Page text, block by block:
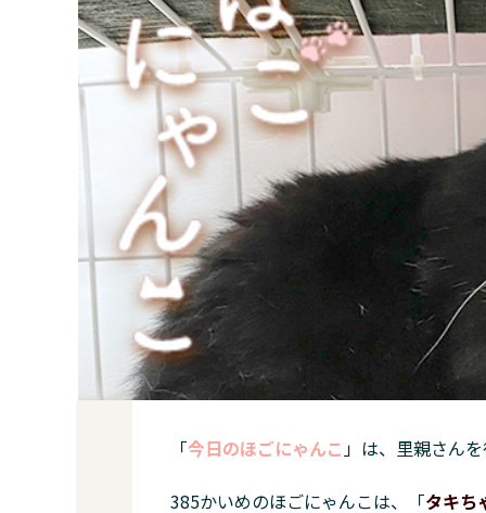
「今日のほごにゃんこ」は、里親さん
385かいめのほごにゃんこは、「タキち